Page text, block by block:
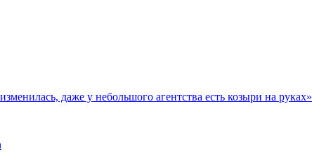
даже у небольшого агентства есть козыри на руках»